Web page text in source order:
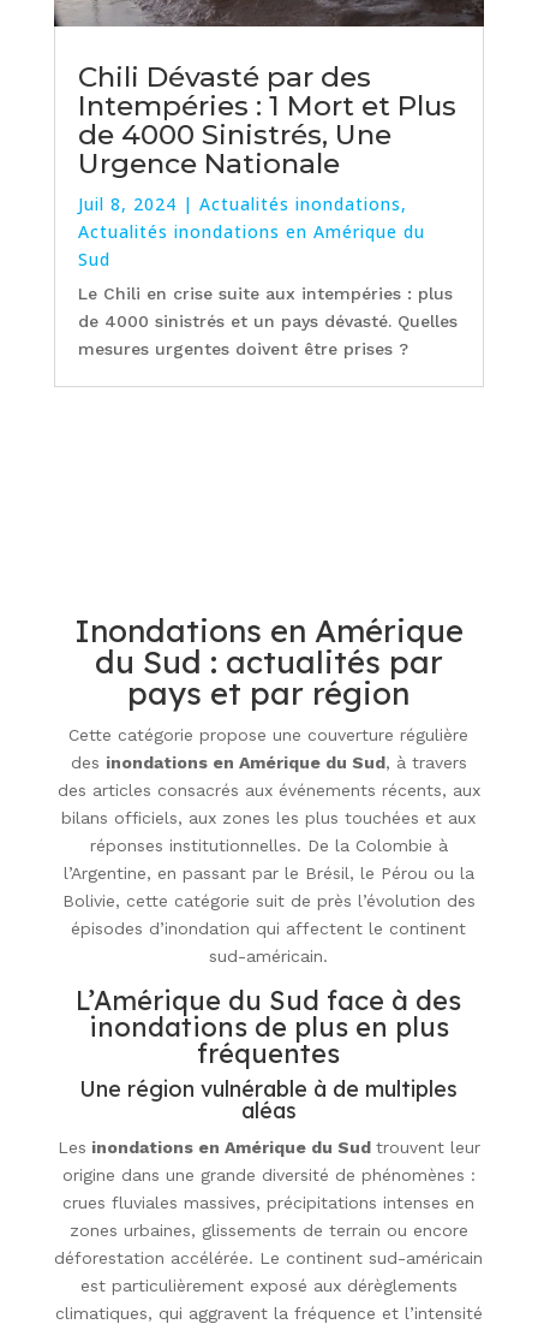
Chili Dévasté par des
Intempéries : 1 Mort et Plus
de 4000 Sinistrés, Une
Urgence Nationale
Juil 8, 2024 | Actualités inondations,
Actualités inondations en Amérique du
Sud
Le Chili en crise suite aux intempéries : plus
de 4000 sinistrés et un pays dévasté. Quelles
mesures urgentes doivent être prises ?
Inondations en Amérique
du Sud : actualités par
pays et par région
Cette catégorie propose une couverture régulière
des inondations en Amérique du Sud, à travers
des articles consacrés aux événements récents, aux
bilans officiels, aux zones les plus touchées et aux
réponses institutionnelles. De la Colombie à
l’Argentine, en passant par le Brésil, le Pérou ou la
Bolivie, cette catégorie suit de près l’évolution des
épisodes d’inondation qui affectent le continent
sud-américain.
L’Amérique du Sud face à des
inondations de plus en plus
fréquentes
Une région vulnérable à de multiples
aléas
Les inondations en Amérique du Sud trouvent leur
origine dans une grande diversité de phénomènes :
crues fluviales massives, précipitations intenses en
zones urbaines, glissements de terrain ou encore
déforestation accélérée. Le continent sud-américain
est particulièrement exposé aux dérèglements
climatiques, qui aggravent la fréquence et l’intensité